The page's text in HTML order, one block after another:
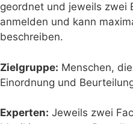
geordnet und jeweils zwei
anmelden und kann
beschreiben.
Zielgruppe: Menschen,
Einordnung und
Experten: Jeweils zwei